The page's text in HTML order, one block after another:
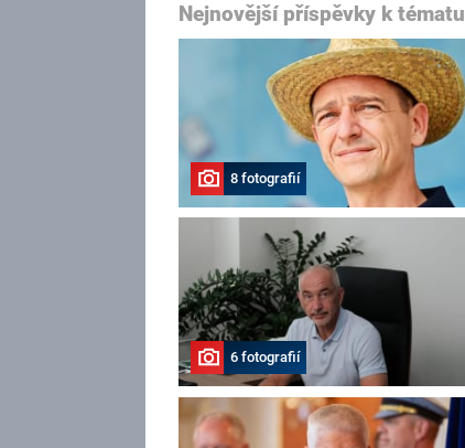
Nejnovější příspěvky k tématu
8 fotografií
6 fotografií